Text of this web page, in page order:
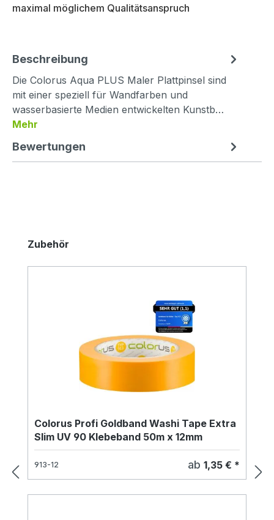
maximal möglichem Qualitätsanspruch
Beschreibung
Die Colorus Aqua PLUS Maler Plattpinsel sind
mit einer speziell für Wandfarben und
wasserbasierte Medien entwickelten Kunstb…
Mehr
Bewertungen
Produktgalerie überspringen
Zubehör
Colorus Profi Goldband Washi Tape Extra
Slim UV 90 Klebeband 50m x 12mm
913-12 ab 1,35 € *